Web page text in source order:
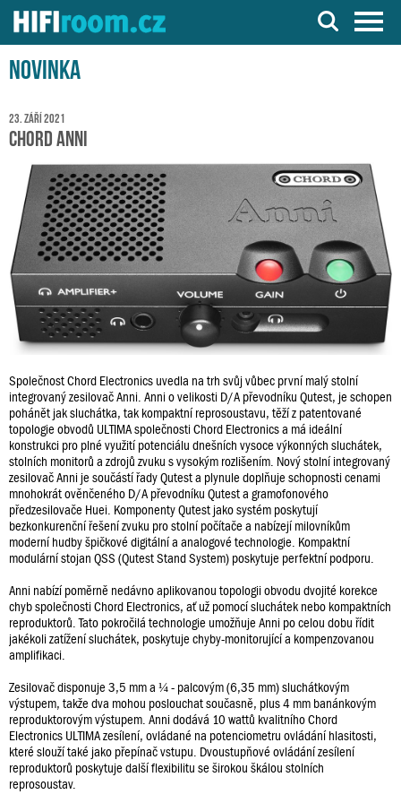
Server o Hi-Fi a AV technice
Novinka
23. září 2021
Chord Anni
Společnost Chord Electronics uvedla na trh svůj vůbec první malý stolní
integrovaný zesilovač Anni. Anni o velikosti D/A převodníku Qutest, je schopen
pohánět jak sluchátka, tak kompaktní reprosoustavu, těží z patentované
topologie obvodů ULTIMA společnosti Chord Electronics a má ideální
konstrukci pro plné využití potenciálu dnešních vysoce výkonných sluchátek,
stolních monitorů a zdrojů zvuku s vysokým rozlišením. Nový stolní integrovaný
zesilovač Anni je součástí řady Qutest a plynule doplňuje schopnosti cenami
mnohokrát ověnčeného D/A převodníku Qutest a gramofonového
předzesilovače Huei. Komponenty Qutest jako systém poskytují
bezkonkurenční řešení zvuku pro stolní počítače a nabízejí milovníkům
moderní hudby špičkové digitální a analogové technologie. Kompaktní
modulární stojan QSS (Qutest Stand System) poskytuje perfektní podporu.
Anni nabízí poměrně nedávno aplikovanou topologii obvodu dvojité korekce
chyb společnosti Chord Electronics, ať už pomocí sluchátek nebo kompaktních
reproduktorů. Tato pokročilá technologie umožňuje Anni po celou dobu řídit
jakékoli zatížení sluchátek, poskytuje chyby-monitorující a kompenzovanou
amplifikaci.
Zesilovač disponuje 3,5 mm a ¼ - palcovým (6,35 mm) sluchátkovým
výstupem, takže dva mohou poslouchat současně, plus 4 mm banánkovým
reproduktorovým výstupem. Anni dodává 10 wattů kvalitního Chord
Electronics ULTIMA zesílení, ovládané na potenciometru ovládání hlasitosti,
které slouží také jako přepínač vstupu. Dvoustupňové ovládání zesílení
reproduktorů poskytuje další flexibilitu se širokou škálou stolních
reprosoustav.